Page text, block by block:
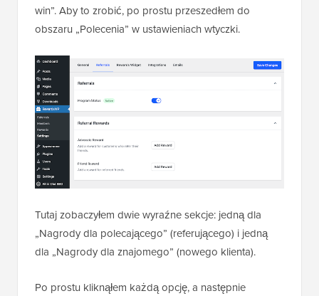
win”. Aby to zrobić, po prostu przeszedłem do
obszaru „Polecenia” w ustawieniach wtyczki.
Tutaj zobaczyłem dwie wyraźne sekcje: jedną dla
„Nagrody dla polecającego” (referującego) i jedną
dla „Nagrody dla znajomego” (nowego klienta).
Po prostu kliknąłem każdą opcję, a następnie